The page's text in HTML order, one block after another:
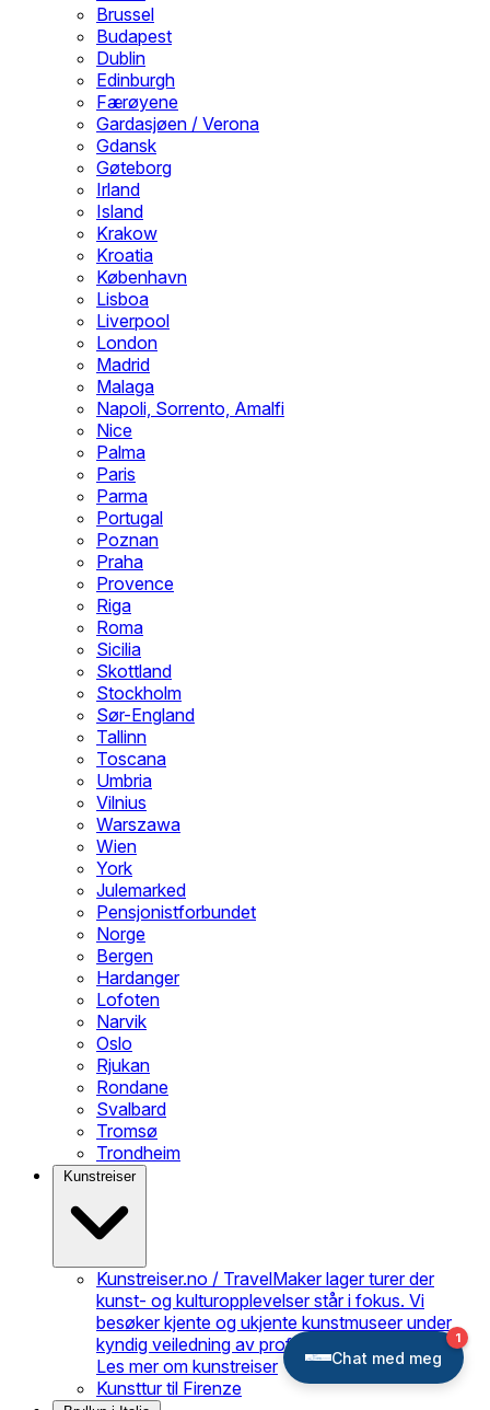
Brussel
Budapest
Dublin
Edinburgh
Færøyene
Gardasjøen / Verona
Gdansk
Gøteborg
Irland
Island
Krakow
Kroatia
København
Lisboa
Liverpool
London
Madrid
Malaga
Napoli, Sorrento, Amalfi
Nice
Palma
Paris
Parma
Portugal
Poznan
Praha
Provence
Riga
Roma
Sicilia
Skottland
Stockholm
Sør-England
Tallinn
Toscana
Umbria
Vilnius
Warszawa
Wien
York
Julemarked
Pensjonistforbundet
Norge
Bergen
Hardanger
Lofoten
Narvik
Oslo
Rjukan
Rondane
Svalbard
Tromsø
Trondheim
Kunstreiser
Kunstreiser.no / TravelMaker lager turer der
kunst- og kulturopplevelser står i fokus. Vi
besøker kjente og ukjente kunstmuseer under
kyndig veiledning av profesjonelle guider.
Les mer om kunstreiser
Kunsttur til Firenze